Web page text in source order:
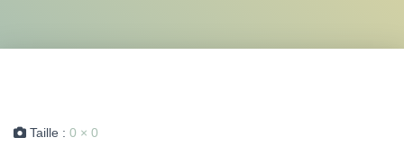
Taille : 0 × 0